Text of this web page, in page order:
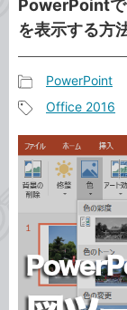
ト
PowerPointで
を表示する方
事
カ
テ
ゴ
PowerPoint
事
タ
グ
Office 2016